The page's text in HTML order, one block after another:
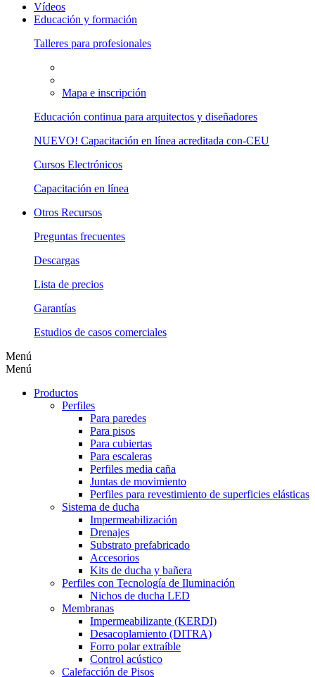
Vídeos
Educación y formación
Talleres para profesionales
Mapa e inscripción
Educación continua para arquitectos y diseñadores
NUEVO! Capacitación en línea acreditada con-CEU
Cursos Electrónicos
Capacitación en línea
Otros Recursos
Preguntas frecuentes
Descargas
Lista de precios
Garantías
Estudios de casos comerciales
Menú
Menú
Productos
Perfiles
Para paredes
Para pisos
Para cubiertas
Para escaleras
Perfiles media caña
Juntas de movimiento
Perfiles para revestimiento de superficies elásticas
Sistema de ducha
Impermeabilización
Drenajes
Substrato prefabricado
Accesorios
Kits de ducha y bañera
Perfiles con Tecnología de Iluminación
Nichos de ducha LED
Membranas
Impermeabilizante (KERDI)
Desacoplamiento (DITRA)
Forro polar extraíble
Control acústico
Calefacción de Pisos